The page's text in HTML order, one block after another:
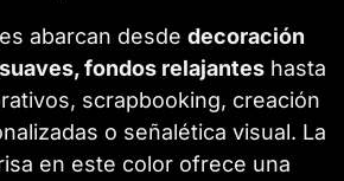
abarcan desde decoración
fondos relajanteshasta
scrapbooking, creación
o señalética visual. La
en este color ofrece una